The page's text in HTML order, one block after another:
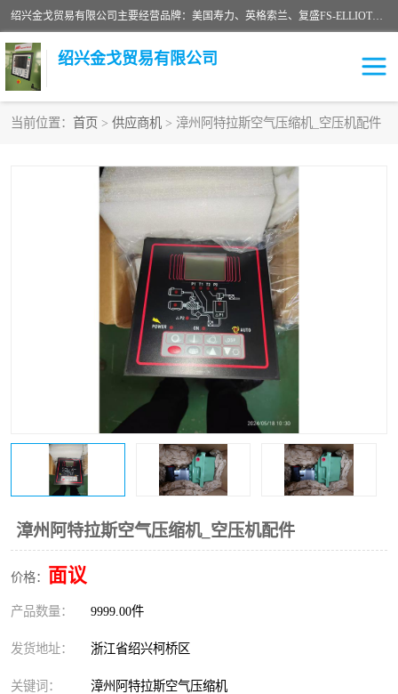
绍兴金戈贸易有限公司主要经营品牌：美国寿力、英格索兰、复盛FS-ELLIOTT，库伯COOPER、阿特拉斯等品牌空压机及配件销售；承接全厂空气压缩机管理、维护保养；节能改造；气体干燥机销售、维护、维修、保养。销售各种品牌空压机空气滤芯、油滤芯、油气分离器；精密过滤器滤芯；除油雾滤芯；抽真空滤芯，消音器，疏水器。劳务承接：全厂空压机维修保养工程，安装工程；移机或汰换工程；节能改造工程等。
绍兴金戈贸易有限公司
当前位置： 首页 > 供应商机 > 漳州阿特拉斯空气压缩机_空压机配件
漳州阿特拉斯空气压缩机_空压机配件
价格： 面议
产品数量： 9999.00件
发货地址： 浙江省绍兴柯桥区
关键词： 漳州阿特拉斯空气压缩机
英格索兰配件
闽台富源特种陶瓷
美国寿力空压机零部件 英格索兰离心机空滤芯
英格索兰COOPER离心机 库伯卡麦隆离心机零件
微电脑控制器 离心式压缩机高速转子组
复盛离心机零件 中冷耐高温气侧密封胶垫
空气过滤器 阿特拉斯
CAMERON空压机维修 CAMERON空压机显示屏